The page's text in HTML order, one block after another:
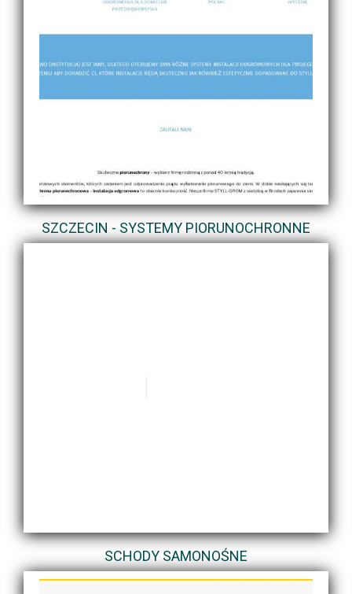
SZCZECIN - SYSTEMY PIORUNOCHRONNE
SCHODY SAMONOŚNE